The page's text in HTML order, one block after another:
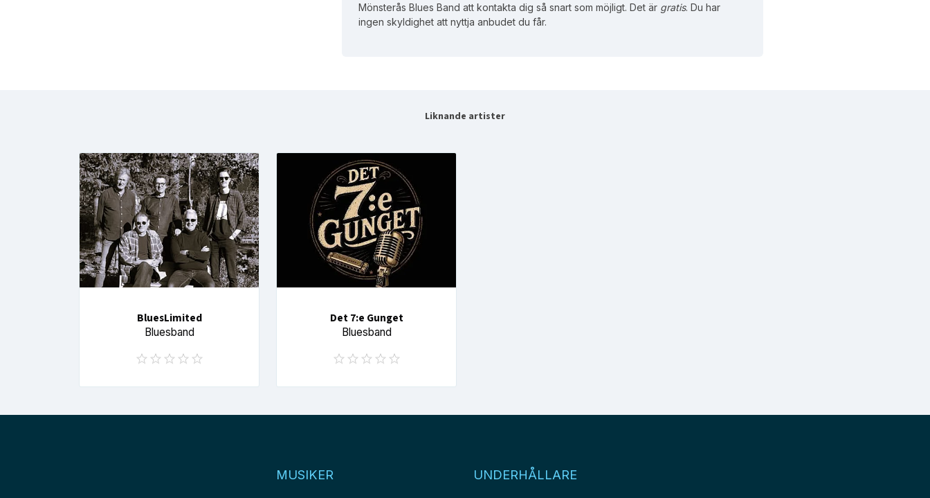
Mönsterås Blues Band att kontakta dig så snart som möjligt. Det är gratis. Du har
ingen skyldighet att nyttja anbudet du får.
Liknande artister
BluesLimited
Bluesband
Det 7:e Gunget
Bluesband
MUSIKER UNDERHÅLLARE